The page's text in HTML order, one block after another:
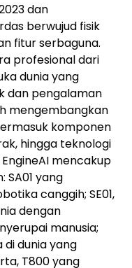
dan
berwujud fisik
fitur serbaguna.
profesional dari
dunia yang
dan pengalaman
mengembangkan
komponen
hingga teknologi
mencakup
yang
canggih; SE01,
dengan
manusia;
di dunia yang
T800 yang